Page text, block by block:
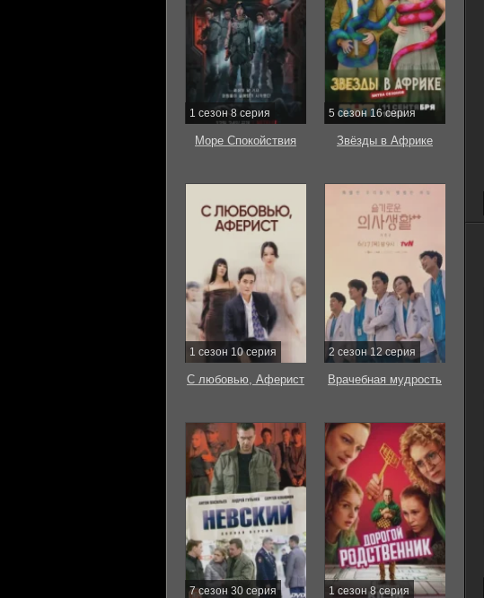
1 сезон 8 серия
Море Спокойствия
5 сезон 16 серия
Звёзды в Африке
1 сезон 10 серия
С любовью, Аферист
2 сезон 12 серия
Врачебная мудрость
7 сезон 30 серия 1 сезон 8 серия